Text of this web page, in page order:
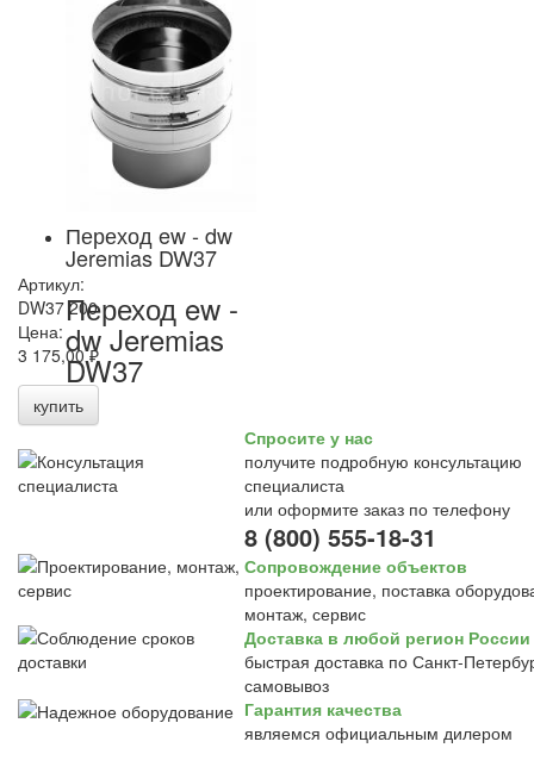
Переход ew - dw
Jeremias DW37
Переход ew -
dw Jeremias
DW37
Артикул:
DW37 200
Цена:
3 175,00 ₽
купить
Спросите у нас
получите подробную консультацию
специалиста
или оформите заказ по телефону
8 (800) 555-18-31
Сопровождение объектов
проектирование, поставка
монтаж, сервис
Доставка в любой регион России
быстрая доставка по Санкт-
самовывоз
Гарантия качества
являемся официальным дилером